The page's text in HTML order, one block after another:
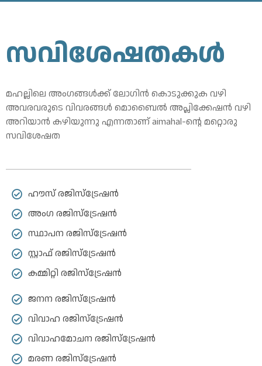
സവിശേഷതകൾ
മഹല്ലിലെ അംഗങ്ങൾക്ക് ലോഗിൻ കൊടുക്കുക വഴി
അവരവരുടെ വിവരങ്ങൾ മൊബൈൽ അപ്ലിക്കേഷൻ വഴി
അറിയാൻ കഴിയുന്നു എന്നതാണ് aimahal-ന്റെ മറ്റൊരു
സവിശേഷത
ഹൗസ് രജിസ്ട്രേഷൻ
അംഗ രജിസ്ട്രേഷൻ
സ്ഥാപന രജിസ്ട്രേഷൻ
സ്റ്റാഫ് രജിസ്ട്രേഷൻ
കമ്മിറ്റി രജിസ്ട്രേഷൻ
ജനന രജിസ്ട്രേഷൻ
വിവാഹ രജിസ്ട്രേഷൻ
വിവാഹമോചന രജിസ്ട്രേഷൻ
മരണ രജിസ്ട്രേഷൻ